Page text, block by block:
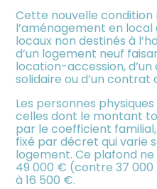
Cette nouvelle condition
l’aménagement en
locaux non destinés à
d’un logement neuf
location-accession,
solidaire ou d’un contrat
Les personnes
celles dont le montant
par le coefficient
fixé par décret qui varie
logement. Ce plafond
49 000 € (contre 37
à 16 500 €.